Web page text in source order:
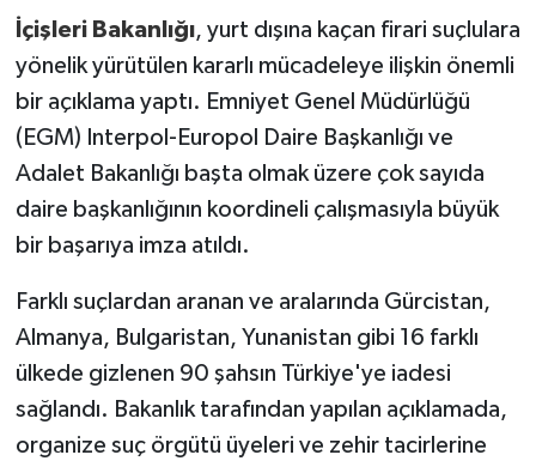
İçişleri Bakanlığı, yurt dışına kaçan firari suçlulara
yönelik yürütülen kararlı mücadeleye ilişkin önemli
bir açıklama yaptı. Emniyet Genel Müdürlüğü
(EGM) Interpol-Europol Daire Başkanlığı ve
Adalet Bakanlığı başta olmak üzere çok sayıda
daire başkanlığının koordineli çalışmasıyla büyük
bir başarıya imza atıldı.
Farklı suçlardan aranan ve aralarında Gürcistan,
Almanya, Bulgaristan, Yunanistan gibi 16 farklı
ülkede gizlenen 90 şahsın Türkiye'ye iadesi
sağlandı. Bakanlık tarafından yapılan açıklamada,
organize suç örgütü üyeleri ve zehir tacirlerine